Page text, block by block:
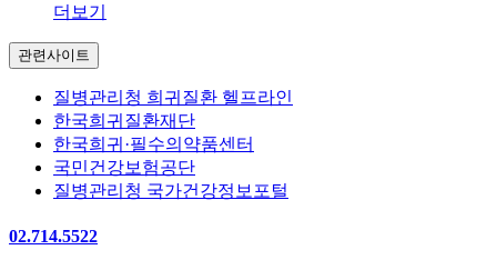
더보기
관련사이트
질병관리청 희귀질환 헬프라인
한국희귀질환재단
한국희귀·필수의약품센터
국민건강보험공단
질병관리청 국가건강정보포털
02.714.5522